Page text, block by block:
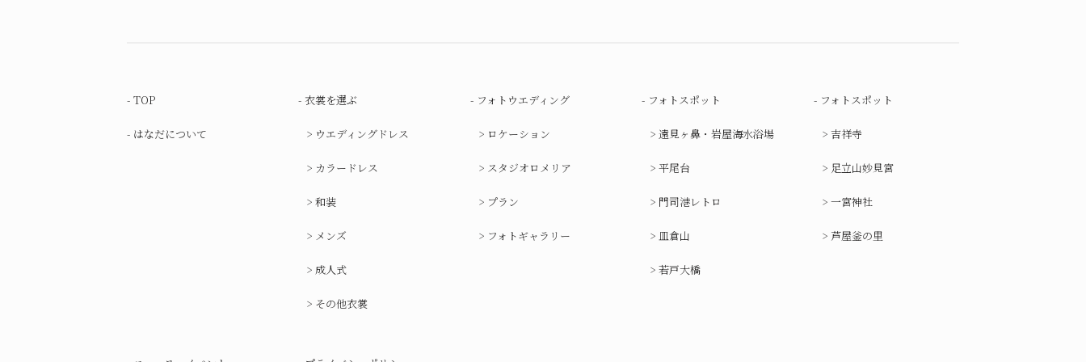
TOP
はなだについて
衣裳を選ぶ
ウエディングドレス
カラードレス
和装
メンズ
成人式
その他衣裳
フォトウエディング
ロケーション
スタジオロメリア
プラン
フォトギャラリー
フォトスポット
遠見ヶ鼻・岩屋海水浴場
平尾台
門司港レトロ
皿倉山
若戸大橋
フォトスポット
吉祥寺
足立山妙見宮
一宮神社
芦屋釜の里